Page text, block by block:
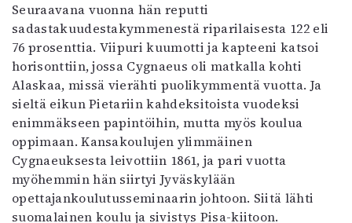
Seuraavana vuonna hän reputti
sadastakuudestakymmenestä riparilaisesta 122 eli
76 prosenttia. Viipuri kuumotti ja kapteeni katsoi
horisonttiin, jossa Cygnaeus oli matkalla kohti
Alaskaa, missä vierähti puolikymmentä vuotta. Ja
sieltä eikun Pietariin kahdeksitoista vuodeksi
enimmäkseen papintöihin, mutta myös koulua
oppimaan. Kansakoulujen ylimmäinen
Cygnaeuksesta leivottiin 1861, ja pari vuotta
myöhemmin hän siirtyi Jyväskylään
opettajankoulutusseminaarin johtoon. Siitä lähti
suomalainen koulu ja sivistys Pisa-kiitoon.